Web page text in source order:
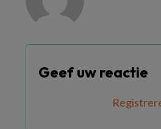
Geef uw reactie